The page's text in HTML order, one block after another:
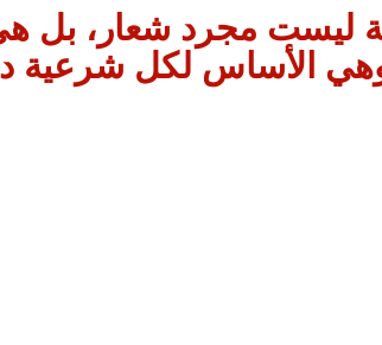
ليست مجرد شعار، بل
وهي الأساس لكل شرعية